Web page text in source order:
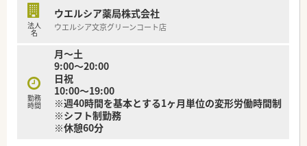
入社を決める方が多く、中途入社でも馴染みやすい温かさがあり
ます。
【こんな取り組みをしています】
■産前産後休暇や育児休暇の取得率は100％を誇り、3歳までの
育児休暇や復職後の時短勤務制度など、子育て支援が万全です。
■消滅してしまう有給休暇を会社が買い取る「有給救済制度」を
導入しており、従業員の権利と利益を最大限に尊重しています。
■「会社生活を楽しんでほしい」という想いから、新年会や懇親
会などの交流イベントを定期的に開催し、連帯感を高めていま
法人
名
ウエルシア薬局株式会社
ウエルシア文京グリーンコート店
勤務
時間
月～土
9:00～20:00
日祝
10:00～19:00
※週40時間を基本とする1ヶ月単位の変形労働時間制
※シフト制勤務
※休憩60分